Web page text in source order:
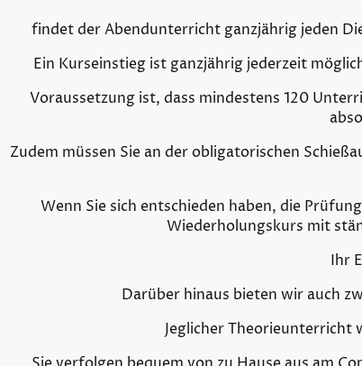
findet der Abendunterricht ganzjährig jeden
Ein Kurseinstieg ist ganzjährig jederzeit
Voraussetzung ist, dass mindestens 120
Zudem müssen Sie an der obligatorischen
Wenn Sie sich entschieden haben, die
Wiederholungskurs mit
Ihr
Darüber hinaus bieten wir auch
Jeglicher Theorieunterricht